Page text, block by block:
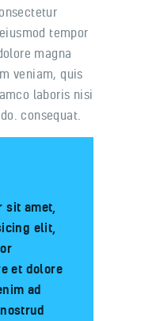
tempor
magna
veniam, quis
laboris nisi
consequat.
sit amet,
elit,
et dolore
ad